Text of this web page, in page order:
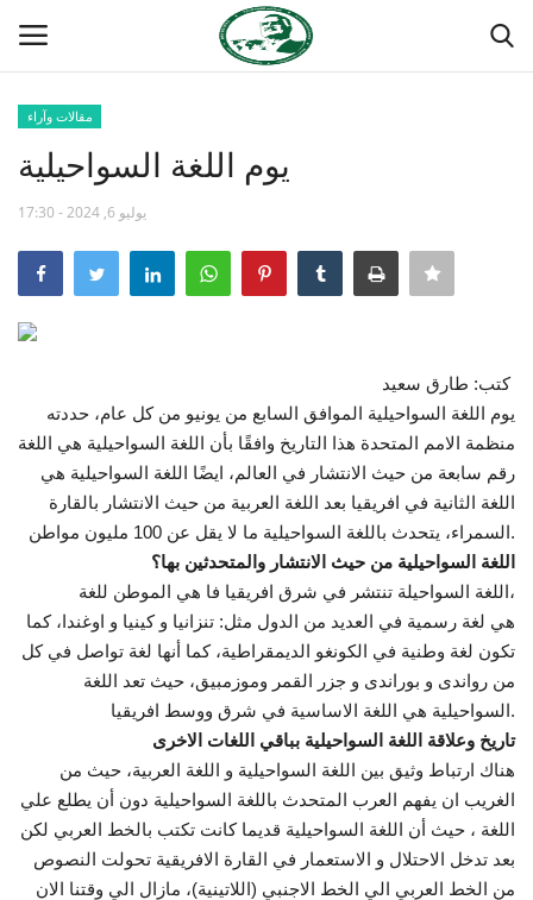
الصفحة الرئيسية
منتدى ناصر الدولي
مدرسة الطليعة الوطنية
مصر
فريق العمل
إرث جمال عبدالناصر
أخبار
شروط وأحكام منحة ناصر للقيادة الدولية
منحة ناصر للقيادة الدولية
مرجعياتنا
المواطن العالمي
مقالات وآراء
يوم اللغة السواحيلية
يوليو 6, 2024 - 17:30
كتب: طارق سعيد
يوم اللغة السواحيلية الموافق السابع من يونيو من كل عام، حددته
منظمة الامم المتحدة هذا التاريخ وافقًا بأن اللغة السواحيلية هي اللغة
رقم سابعة من حيث الانتشار في العالم، ايضًا اللغة السواحيلية هي
اللغة الثانية في افريقيا بعد اللغة العربية من حيث الانتشار بالقارة
السمراء، يتحدث باللغة السواحيلية ما لا يقل عن 100 مليون مواطن.
اللغة السواحيلية من حيث الانتشار والمتحدثين بها؟
اللغة السواحيلة تنتشر في شرق افريقيا فا هي الموطن للغة،
هي لغة رسمية في العديد من الدول مثل: تنزانيا و كينيا و اوغندا، كما
تكون لغة وطنية في الكونغو الديمقراطية، كما أنها لغة تواصل في كل
من رواندى و بوراندى و جزر القمر وموزمبيق، حيث تعد اللغة
السواحيلية هي اللغة الاساسية في شرق ووسط افريقيا.
تاريخ وعلاقة اللغة السواحيلية بباقي اللغات الاخرى
هناك ارتباط وثيق بين اللغة السواحيلية و اللغة العربية، حيث من
الغريب ان يفهم العرب المتحدث باللغة السواحيلية دون أن يطلع علي
اللغة ، حيث أن اللغة السواحيلية قديما كانت تكتب بالخط العربي لكن
بعد تدخل الاحتلال و الاستعمار في القارة الافريقية تحولت النصوص
من الخط العربي الي الخط الاجنبي (اللاتينية)، مازال الي وقتنا الان